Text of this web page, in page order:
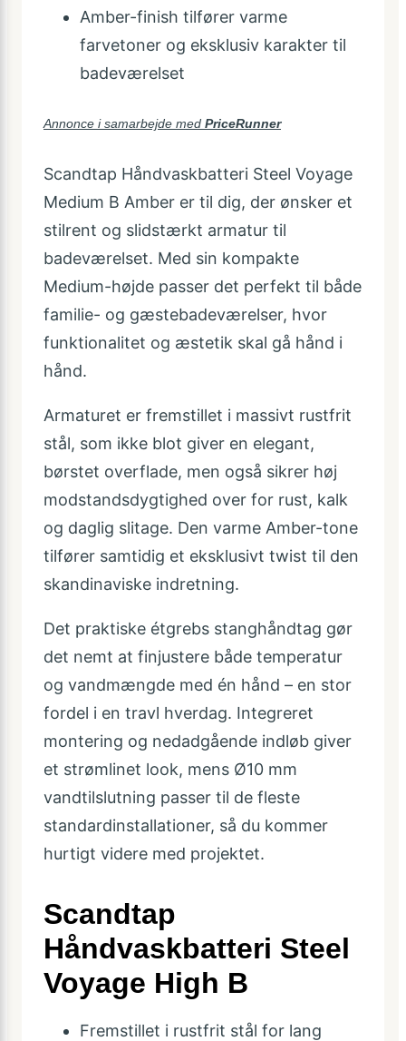
Amber-finish tilfører varme
farvetoner og eksklusiv karakter til
badeværelset
Annonce i samarbejde med PriceRunner
Scandtap Håndvaskbatteri Steel Voyage
Medium B Amber er til dig, der ønsker et
stilrent og slidstærkt armatur til
badeværelset. Med sin kompakte
Medium-højde passer det perfekt til både
familie- og gæstebadeværelser, hvor
funktionalitet og æstetik skal gå hånd i
hånd.
Armaturet er fremstillet i massivt rustfrit
stål, som ikke blot giver en elegant,
børstet overflade, men også sikrer høj
modstandsdygtighed over for rust, kalk
og daglig slitage. Den varme Amber-tone
tilfører samtidig et eksklusivt twist til den
skandinaviske indretning.
Det praktiske étgrebs stanghåndtag gør
det nemt at finjustere både temperatur
og vandmængde med én hånd – en stor
fordel i en travl hverdag. Integreret
montering og nedadgående indløb giver
et strømlinet look, mens Ø10 mm
vandtilslutning passer til de fleste
standardinstallationer, så du kommer
hurtigt videre med projektet.
Scandtap
Håndvaskbatteri Steel
Voyage High B
Fremstillet i rustfrit stål for lang